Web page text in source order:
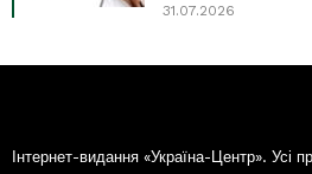
31.07.2026
Інтернет-видання «Україна-Центр». Усі